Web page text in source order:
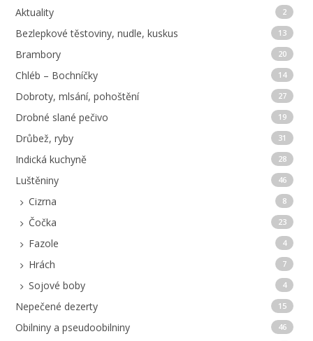
Aktuality 2
Bezlepkové těstoviny, nudle, kuskus 13
Brambory 20
Chléb – Bochníčky 14
Dobroty, mlsání, pohoštění 27
Drobné slané pečivo 19
Drůbež, ryby 31
Indická kuchyně 28
Luštěniny 46
Cizrna 8
Čočka 23
Fazole 4
Hrách 7
Sojové boby 4
Nepečené dezerty 15
Obilniny a pseudoobilniny 46